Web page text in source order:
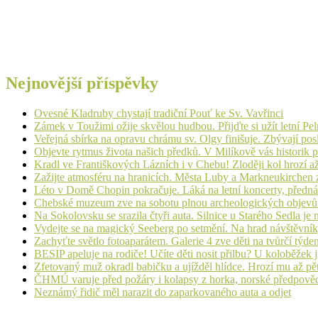
Nejnovější příspěvky
Ovesné Kladruby chystají tradiční Pouť ke Sv. Vavřinci
Zámek v Toužimi ožije skvělou hudbou. Přijďte si užít letní
Veřejná sbírka na opravu chrámu sv. Olgy finišuje. Zbývají
Objevte rytmus života našich předků. V Milíkově vás historik
Kradl ve Františkových Lázních i v Chebu! Zloději kol hrozí
Zažijte atmosféru na hranicích. Města Luby a Markneukirchen
Léto v Domě Chopin pokračuje. Láká na letní koncerty,
Chebské muzeum zve na sobotu plnou archeologických
Na Sokolovsku se srazila čtyři auta. Silnice u Starého Sedla je
Vydejte se na magický Seeberg po setmění. Na hrad
Zachyťte světlo fotoaparátem. Galerie 4 zve děti na tvůrčí
BESIP apeluje na rodiče! Učíte děti nosit přilbu? U koloběžek
Zfetovaný muž okradl babičku a ujížděl hlídce. Hrozí mu až
ČHMÚ varuje před požáry i kolapsy z horka, norské
Neznámý řidič měl narazit do zaparkovaného auta a odjet